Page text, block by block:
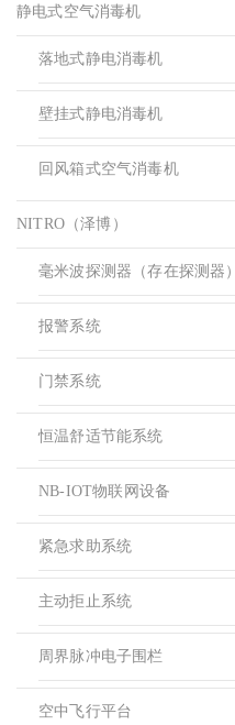
静电式空气消毒机
落地式静电消毒机
壁挂式静电消毒机
回风箱式空气消毒机
NITRO（泽博）
毫米波探测器（存在探测器）
报警系统
门禁系统
恒温舒适节能系统
NB-IOT物联网设备
紧急求助系统
主动拒止系统
周界脉冲电子围栏
空中飞行平台